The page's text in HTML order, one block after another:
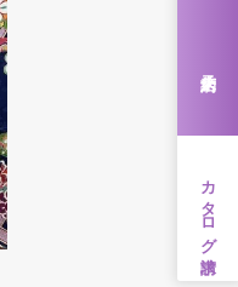
カタログ請求